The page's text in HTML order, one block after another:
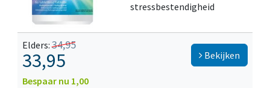
stressbestendigheid
Elders:34,95
33,95
Bespaar nu 1,00
Bekijken